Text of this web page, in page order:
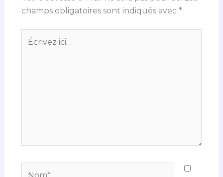
champs obligatoires sont indiqués avec *
ici…